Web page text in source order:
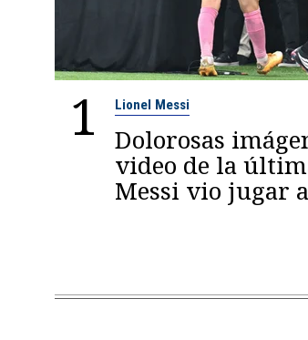
1 Lionel Messi
Dolorosas
video de la
Messi vio jugar